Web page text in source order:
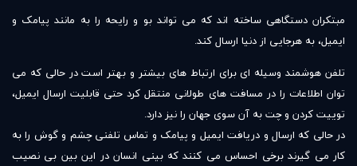
مبتکران دستگاهی ساخته اند که می تواند بو و رایحه را به مانند پیامک و
ایمیل، به هرجایی از دنیا ارسال کند.
تلفن هوشمند وسیله ای برای ارتباط های بیشتر و بهتر است در حالی که می
توان اطلاعات را در مسافت های طولانی منتقل کرد حتی قابلیت ارسال ایمیل،
توییت کردن و چت به آن سوی جهان را نیز دارد.
در حالی که ارسال و دریافت ایمیل و پیامک و تماس تلفنی چشم و گوش را به
کار می گیرند برخی احساس می کنند که بینی انسان در این بین بی نصیب